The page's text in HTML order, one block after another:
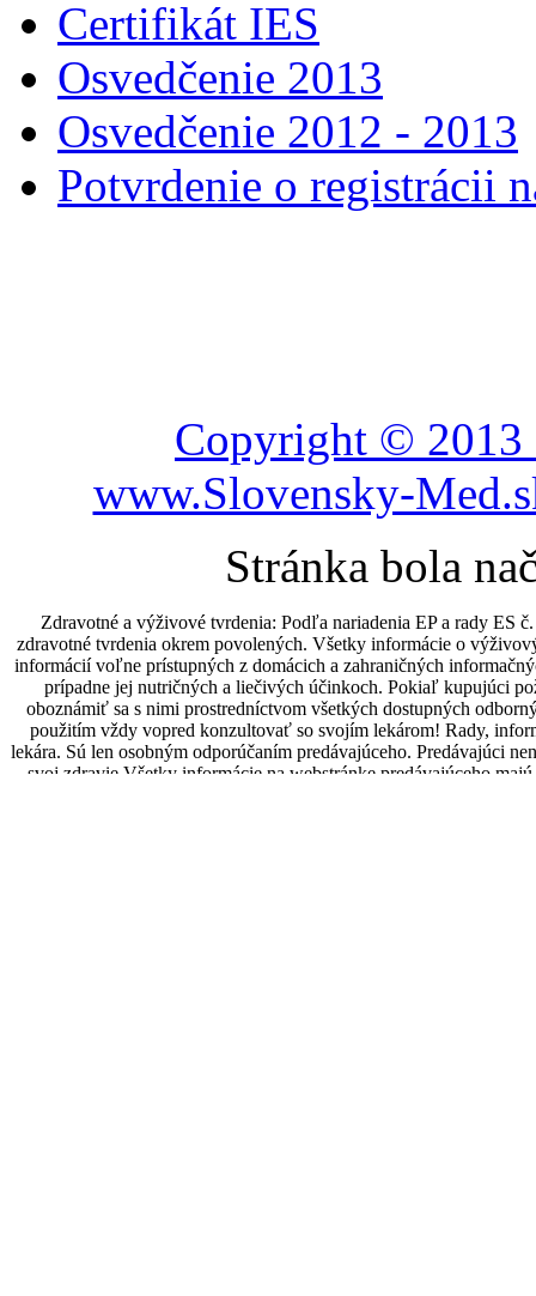
Certifikát IES
Osvedčenie 2013
Osvedčenie 2012 - 2013
Potvrdenie o registrácii
Copyright ©
www.Slovensky-
Stránka bola
Zdravotné a výživové tvrdenia: Podľa nariadenia EP a rady ES
zdravotné tvrdenia okrem povolených. Všetky informácie o
informácií voľne prístupných z domácich a zahraničných
prípadne jej nutričných a liečivých účinkoch. Pokiaľ kupujúci
oboznámiť sa s nimi prostredníctvom všetkých dostupných
použitím vždy vopred konzultovať so svojím lekárom! Rady,
lekára. Sú len osobným odporúčaním predávajúceho. Predávajúci
svoj zdravie.Všetky informácie na webstránke predávajúceho